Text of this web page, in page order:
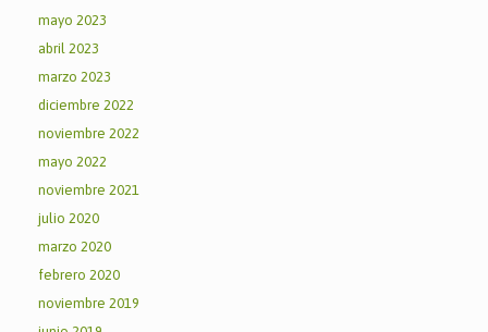
mayo 2023
abril 2023
marzo 2023
diciembre 2022
noviembre 2022
mayo 2022
noviembre 2021
julio 2020
marzo 2020
febrero 2020
noviembre 2019